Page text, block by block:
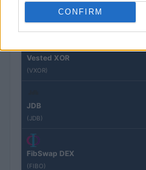
CONFIRM
Stride Staked Injective
(STINJ)
Vested XOR
(VXOR)
JDB
(JDB)
FibSwap DEX
(FIBO)